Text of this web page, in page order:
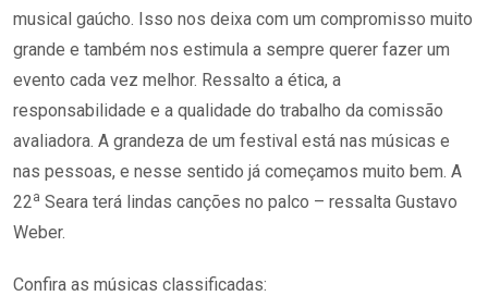
musical gaúcho. Isso nos deixa com um compromisso muito
grande e também nos estimula a sempre querer fazer um
evento cada vez melhor. Ressalto a ética, a
responsabilidade e a qualidade do trabalho da comissão
avaliadora. A grandeza de um festival está nas músicas e
nas pessoas, e nesse sentido já começamos muito bem. A
22a Seara terá lindas canções no palco – ressalta Gustavo
Weber.
Confira as músicas classificadas: